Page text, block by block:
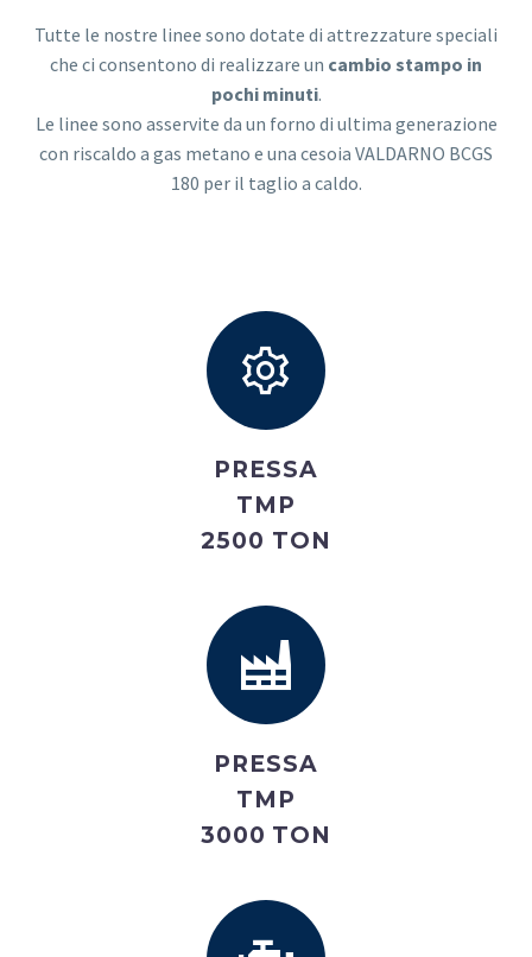
Tutte le nostre linee sono dotate di attrezzature speciali
che ci consentono di realizzare un cambio stampo in
pochi minuti.
Le linee sono asservite da un forno di ultima generazione
con riscaldo a gas metano e una cesoia VALDARNO BCGS
180 per il taglio a caldo.
PRESSA
TMP
2500 TON
PRESSA
TMP
3000 TON